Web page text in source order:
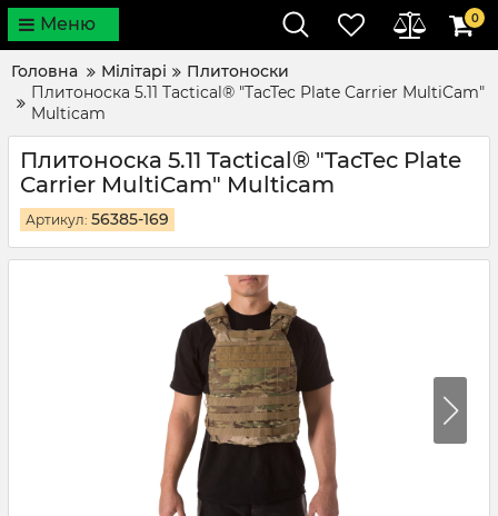
Меню 0
Головна Мілітарі
Плитоноски
Плитоноска 5.11 Tactical® "TacTec Plate Carrier MultiCam"
Multicam
Плитоноска 5.11 Tactical® "TacTec Plate
Carrier MultiCam" Multicam
Артикул: 56385-169